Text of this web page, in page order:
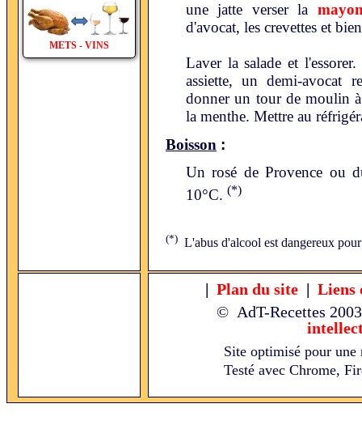
METS - VINS
une jatte verser la
d'avocat, les crevettes et
Laver la salade et
assiette, un demi-avocat
donner un tour de moulin à
la menthe. Mettre au
Boisson :
Un rosé de Provence ou
10°C. (*)
(*) L'abus d'alcool est dangereux
| Plan du site | Liens
© AdT-Recettes
Site optimisé pour
Testé avec Chrome,